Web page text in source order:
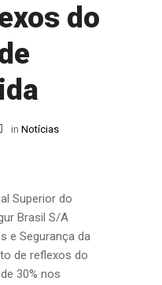
do
in Notícias
Superior do
Brasil S/A
e Segurança da
de reflexos do
30% nos